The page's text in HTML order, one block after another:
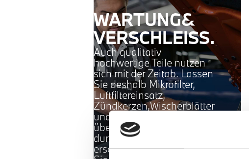
WARTUNG&
VERSCHLEISS.
Auch qualitativ
hochwertige Teile nutzen
sich mit der Zeitab. Lassen
Sie deshalb Mikrofilter,
Luftfiltereinsatz,
Zündkerzen,Wischerblätter
und Kraftstofffilter
überprüfen und bei Bedarf
durch OriginalBMW Teile
ersetzen – danach können